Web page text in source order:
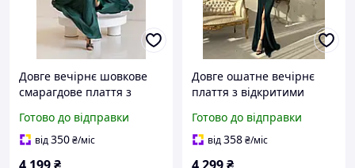
Довге вечірнє шовкове
смарагдове плаття з
XL, XXL, XXXL) S, 44,
Смарагдовий
Готово до відправки
від350₴/міс
Довге ошатне вечірнє
плаття з відкритими
M, L) L, 48, Смарагдовий
M, 46, Смарагдовий L, 48,
Готово до відправки
від358₴/міс